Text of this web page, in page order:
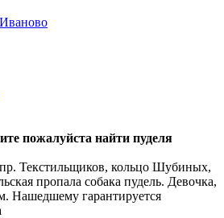
пожалуйста найти пуделя
Текстильщиков, кольцо Шубиных,
пропала собака пудель. Девочка,
Нашедшему гарантируется